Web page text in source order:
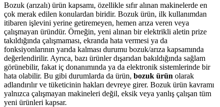
Bozuk (arızalı) ürün kapsamı, özellikle sıfır alınan makinelerde en
çok merak edilen konulardan biridir. Bozuk ürün, ilk kullanımdan
itibaren işlevini yerine getiremeyen, hemen arıza veren veya
çalışmayan üründür. Örneğin, yeni alınan bir elektrikli aletin prize
takıldığında çalışmaması, ekranda hata vermesi ya da
fonksiyonlarının yarıda kalması durumu bozuk/arıza kapsamında
değerlendirilir. Ayrıca, bazı ürünler dışarıdan bakıldığında sağlam
görünebilir, fakat iç donanımında ya da elektronik sistemlerinde bir
hata olabilir. Bu gibi durumlarda da ürün, bozuk ürün olarak
adlandırılır ve tüketicinin hakları devreye girer. Bozuk ürün kavramı
yalnızca çalışmayan makineleri değil, eksik veya yanlış çalışan tüm
yeni ürünleri kapsar.